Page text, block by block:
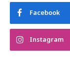
Facebook
Instagram